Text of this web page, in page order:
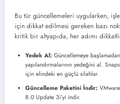
Bu tür güncellemeleri uygularken,
için dikkat edilmesi gereken bazı
kritik bir altyapıda, her adımı
Yedek Al: Güncellemeye
yapılandırmalarının yedeğini al.
için elindeki en güçlü silahlar.
Güncelleme Paketini İndir:
8.0 Update 3i’yi indir.